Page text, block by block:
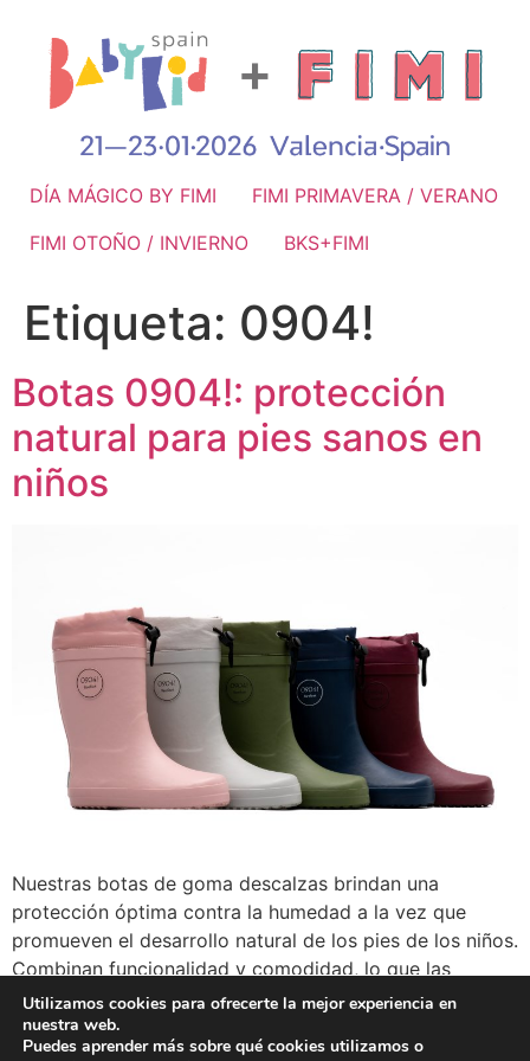
DÍA MÁGICO BY FIMI
FIMI PRIMAVERA / VERANO
FIMI OTOÑO / INVIERNO
BKS+FIMI
Etiqueta: 0904!
Botas 0904!: protección
natural para pies sanos en
niños
Nuestras botas de goma descalzas brindan una
protección óptima contra la humedad a la vez que
promueven el desarrollo natural de los pies de los niños.
Combinan funcionalidad y comodidad, lo que las
convierte en la opción perfecta para minoristas y
revendedores que buscan ofrecer calzado de alta
calidad, saludable y sostenible. Beneficios del Producto:
Utilizamos cookies para ofrecerte la mejor experiencia en
nuestra web.
Puedes aprender más sobre qué cookies utilizamos o